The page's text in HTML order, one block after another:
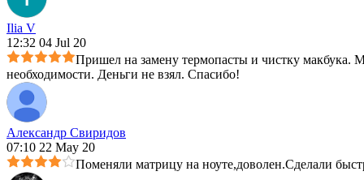
Ilia V
12:32 04 Jul 20
Пришел на замену термопасты и чистку макбука.
необходимости. Деньги не взял. Спасибо!
Александр Свиридов
07:10 22 May 20
Поменяли матрицу на ноуте,доволен.Сделали